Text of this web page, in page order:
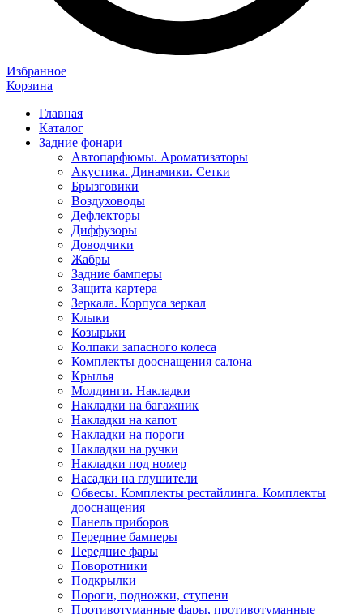
Избранное
Корзина
Главная
Каталог
Задние фонари
Автопарфюмы. Ароматизаторы
Акустика. Динамики. Сетки
Брызговики
Воздуховоды
Дефлекторы
Диффузоры
Доводчики
Жабры
Задние бамперы
Защита картера
Зеркала. Корпуса зеркал
Клыки
Козырьки
Колпаки запасного колеса
Комплекты дооснащения салона
Крылья
Молдинги. Накладки
Накладки на багажник
Накладки на капот
Накладки на пороги
Накладки на ручки
Накладки под номер
Насадки на глушители
Обвесы. Комплекты рестайлинга. Комплекты
дооснащения
Панель приборов
Передние бамперы
Передние фары
Поворотники
Подкрылки
Пороги, подножки, ступени
Противотуманные фары, противотуманные